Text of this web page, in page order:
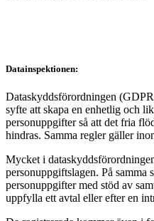
Datainspektionen:
Dataskyddsförordningen
syfte att skapa en enhetlig och
personuppgifter så att det fria
hindras. Samma regler gäller
Mycket i
personuppgiftslagen. På samma
personuppgifter med stöd av
uppfylla ett avtal eller efter en